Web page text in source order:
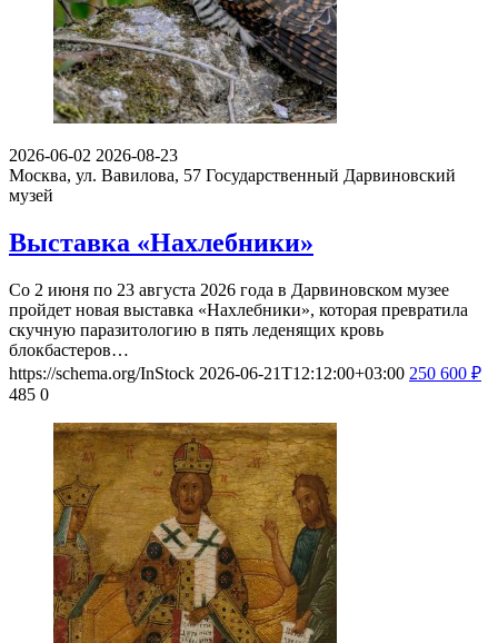
2026-06-02 2026-08-23
Москва, ул. Вавилова, 57 Государственный Дарвиновский
музей
Выставка «Нахлебники»
Со 2 июня по 23 августа 2026 года в Дарвиновском музее
пройдет новая выставка «Нахлебники», которая превратила
скучную паразитологию в пять леденящих кровь
блокбастеров…
https://schema.org/InStock 2026-06-21T12:12:00+03:00 250 600 ₽
485 0